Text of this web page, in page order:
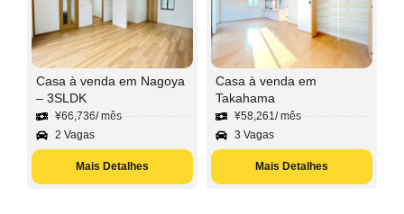
Casa à venda em Nagoya
– 3SLDK
¥66,736/ mês
2 Vagas
Mais Detalhes
Casa à venda em
Takahama
¥58,261/ mês
3 Vagas
Mais Detalhes